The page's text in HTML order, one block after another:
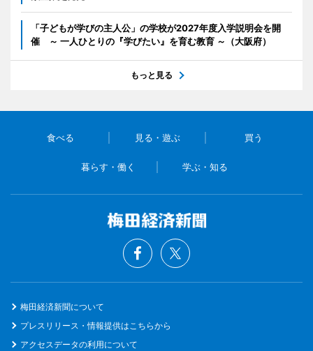
「子どもが学びの主人公」の学校が2027年度入学説明会を開
催 ～ 一人ひとりの『学びたい』を育む教育 ～（大阪府）
もっと見る
食べる 見る・遊ぶ 買う
暮らす・働く 学ぶ・知る
梅田経済新聞について
プレスリリース・情報提供はこちらから
アクセスデータの利用について